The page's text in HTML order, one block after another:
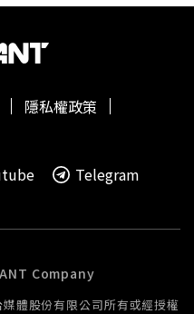
隱私權政策
Telegram
Company
體股份有限公司所有或經授權